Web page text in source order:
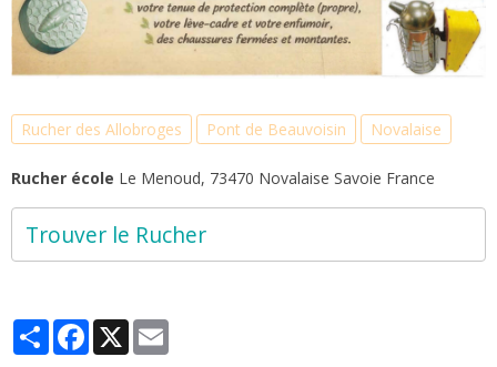
Rucher des Allobroges Pont de Beauvoisin Novalaise
Rucher école Le Menoud, 73470 Novalaise Savoie France
Trouver le Rucher
PartagerFacebook
X